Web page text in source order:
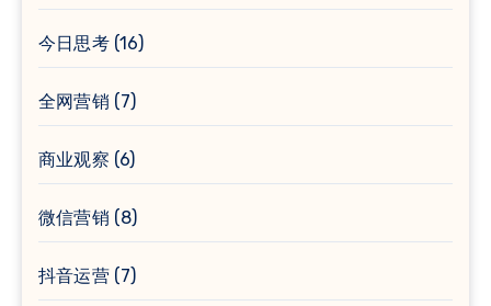
今日思考(16)
全网营销 (7)
商业观察 (6)
微信营销 (8)
抖音运营(7)